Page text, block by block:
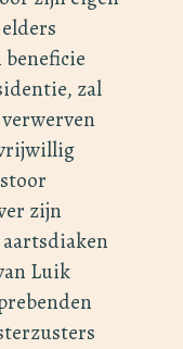
zal
zijn
Luik